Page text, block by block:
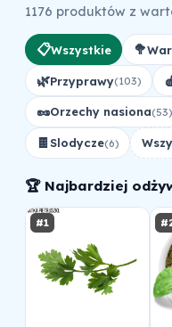
1176 produktów z
📋Wszystkie 🥦
🌿Przyprawy(103)
🥜Orzechy nasiona(53)
🍫Slodycze(6)
🏆 Najbardziej
#1